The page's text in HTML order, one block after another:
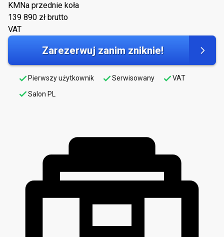
KM Na przednie koła
139 890 zł brutto
VAT
Zarezerwuj zanim zniknie!
Pierwszy użytkownik Serwisowany
VAT
Salon PL